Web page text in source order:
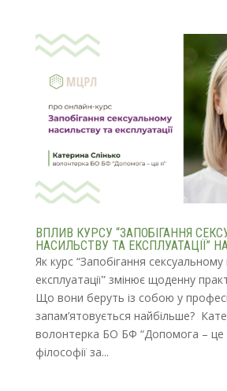
ВПЛИВ КУРСУ “ЗАПОБІГАННЯ
НАСИЛЬСТВУ ТА ЕКСПЛУАТАЦІЇ”
Як курс “Запобігання
експлуатації” змінює щоденну
Що вони беруть із собою у
запам’ятовується найбільше?
волонтерка БО БФ “Допомога – це
філософії за...